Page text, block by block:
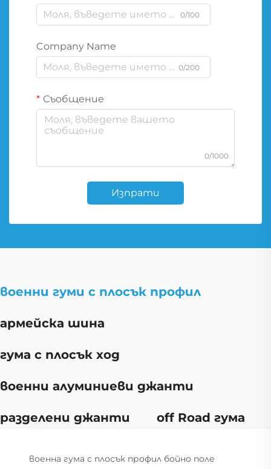
0/100
Company Name
0/200
Съобщение
0/1000
Изпрати
военни гуми с плосък профил
армейска шина
гума с плосък ход
военни алуминиеви джанти
разделени джанти off Road гума
военна гума с плосък профил бойно поле